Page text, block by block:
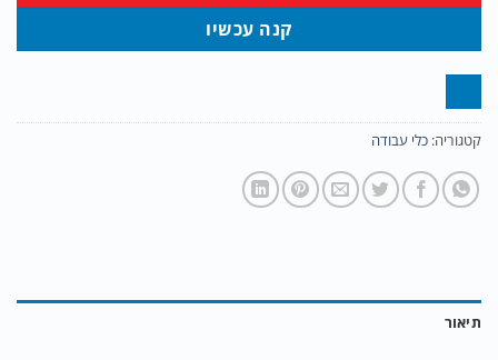
קנה עכשיו
קטגוריה: כלי עבודה
תיאור